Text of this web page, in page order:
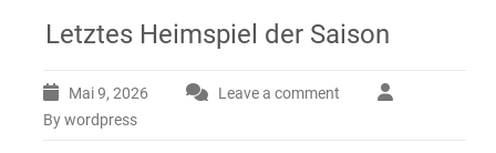
Letztes Heimspiel der Saison
Mai 9, 2026
Leave a comment
By wordpress